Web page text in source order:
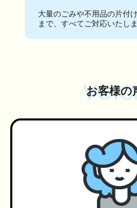
大量のごみや不用品の片付
まで、すべてご対応いたしま
お客様の